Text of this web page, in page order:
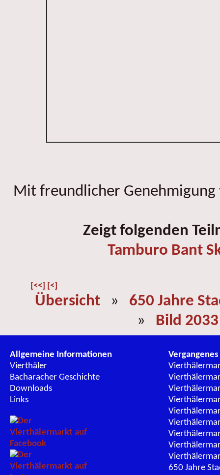
Mit freundlicher
Zeigt folgenden
Tamburo Bant
[<<] [<]
Übersicht » 650 Jahre
» Bild 2033
Allgemeine Informationen
Vierthäler
Bacharacher Geschichte
Downloads
Links
Vergangenes
650 Jahre